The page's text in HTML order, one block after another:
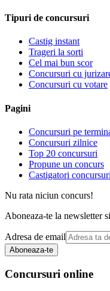
Tipuri de concursuri
Castig instant
Trageri la sorti
Cel mai bun scor
Concursuri cu
Concursuri cu votare
Pagini
Concursuri pe
Concursuri zilnice
Top 20 concursuri
Propune un concurs
Castigatori concursuri
Nu rata niciun concurs!
Aboneaza-te la newsletter
Adresa de email
Aboneaza-te
Concursuri online